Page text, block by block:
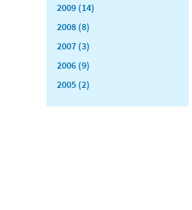
2009 (14)
2008 (8)
2007 (3)
2006 (9)
2005 (2)